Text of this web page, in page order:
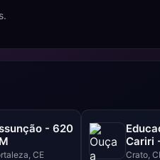
- 620
CE
Cariri
FM
Crato,